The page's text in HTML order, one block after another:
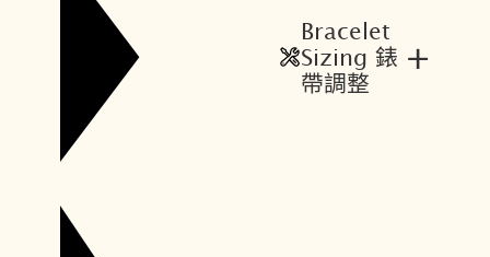
Bracelet
Sizing 錶
帶調整
+